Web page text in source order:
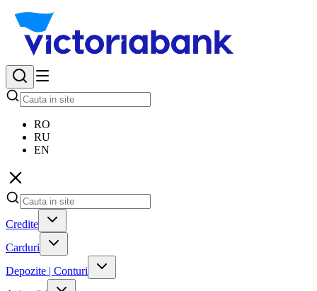
RO
RU
EN
Credite
Carduri
Depozite | Conturi